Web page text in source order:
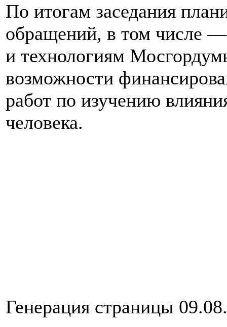
По итогам заседания
обращений, в том числе —
и технологиям
возможности
работ по изучению
человека.
Генерация страницы